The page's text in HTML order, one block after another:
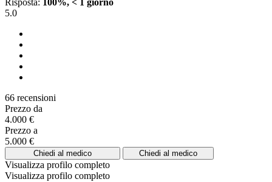
Risposta: 100%, < 1 giorno
5.0
66 recensioni
Prezzo da
4.000 €
Prezzo a
5.000 €
Chiedi al medico Chiedi al medico
Visualizza profilo completo
Visualizza profilo completo